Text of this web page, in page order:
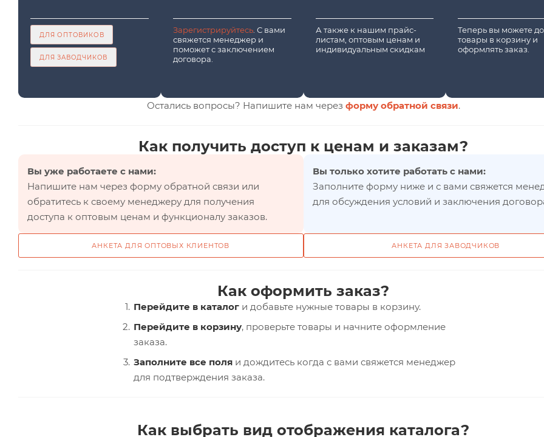
ДЛЯ ОПТОВИКОВ
ДЛЯ ЗАВОДЧИКОВ
Зарегистрируйтесь. С вами
свяжется менеджер и
поможет с заключением
договора.
А также к нашим прайс-
листам, оптовым ценам и
индивидуальным скидкам
Теперь вы можете
товары в корзину и
оформлять заказ.
Остались вопросы? Напишите нам через форму обратной связи.
Как получить доступ к ценам и заказам?
Вы уже работаете с нами:
Напишите нам через форму обратной связи или
обратитесь к своему менеджеру для получения
доступа к оптовым ценам и функционалу заказов.
Вы только хотите работать с нами:
Заполните форму ниже и с вами свяжется
для обсуждения условий и заключения
АНКЕТА ДЛЯ ОПТОВЫХ КЛИЕНТОВ АНКЕТА ДЛЯ ЗАВОДЧИКОВ
Как оформить заказ?
Перейдите в каталоги добавьте нужные товары в корзину.
Перейдите в корзину, проверьте товары и начните оформление
заказа.
Заполните все поляи дождитесь когда с вами свяжется менеджер
для подтверждения заказа.
Как выбрать вид отображения каталога?